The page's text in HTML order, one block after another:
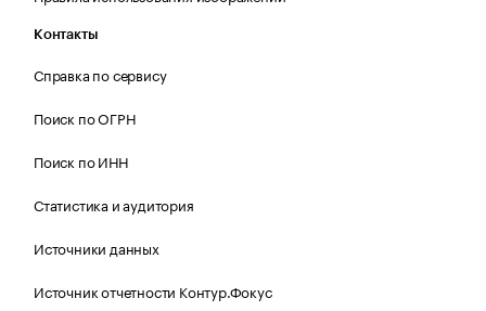
Контакты
Справка по сервису
Поиск по ОГРН
Поиск по ИНН
Статистика и аудитория
Источники данных
Источник отчетности Контур.Фокус